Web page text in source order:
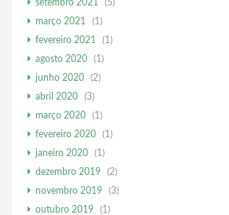
setembro 2021
(5)
março 2021
(1)
fevereiro 2021
(1)
agosto 2020
(1)
junho 2020
(2)
abril 2020
(3)
março 2020
(1)
fevereiro 2020
(1)
janeiro 2020
(1)
dezembro 2019
(2)
novembro 2019
(3)
outubro 2019
(1)